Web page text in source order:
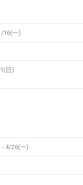
16(一)
日)
4/26(一)